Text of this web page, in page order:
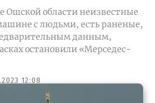
Ошской области неизвестные
с людьми, есть раненые,
остановили «Мерседес-
12:08